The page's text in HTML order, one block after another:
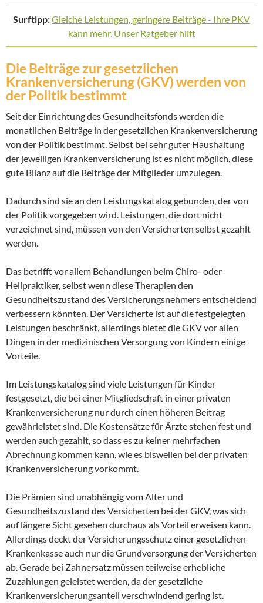
Surftipp:Gleiche Leistungen, geringere Beiträge - Ihre PKV
kann mehr. Unser Ratgeber hilft
Die Beiträge zur gesetzlichen
Krankenversicherung (GKV) werden von
der Politik bestimmt
Seit der Einrichtung des Gesundheitsfonds werden die
monatlichen Beiträge in der gesetzlichen Krankenversicherung
von der Politik bestimmt. Selbst bei sehr guter Haushaltung
der jeweiligen Krankenversicherung ist es nicht möglich, diese
gute Bilanz auf die Beiträge der Mitglieder umzulegen.
Dadurch sind sie an den Leistungskatalog gebunden, der von
der Politik vorgegeben wird. Leistungen, die dort nicht
verzeichnet sind, müssen von den Versicherten selbst gezahlt
werden.
Das betrifft vor allem Behandlungen beim Chiro- oder
Heilpraktiker, selbst wenn diese Therapien den
Gesundheitszustand des Versicherungsnehmers entscheidend
verbessern könnten. Der Versicherte ist auf die festgelegten
Leistungen beschränkt, allerdings bietet die GKV vor allen
Dingen in der medizinischen Versorgung von Kindern einige
Vorteile.
Im Leistungskatalog sind viele Leistungen für Kinder
festgesetzt, die bei einer Mitgliedschaft in einer privaten
Krankenversicherung nur durch einen höheren Beitrag
gewährleistet sind. Die Kostensätze für Ärzte stehen fest und
werden auch gezahlt, so dass es zu keiner mehrfachen
Abrechnung kommen kann, wie es bisweilen bei der privaten
Krankenversicherung vorkommt.
Die Prämien sind unabhängig vom Alter und
Gesundheitszustand des Versicherten bei der GKV, was sich
auf längere Sicht gesehen durchaus als Vorteil erweisen kann.
Allerdings deckt der Versicherungsschutz einer gesetzlichen
Krankenkasse auch nur die Grundversorgung der Versicherten
ab. Gerade bei Zahnersatz müssen teilweise erhebliche
Zuzahlungen geleistet werden, da der gesetzliche
Krankenversicherungsanteil verschwindend gering ist.